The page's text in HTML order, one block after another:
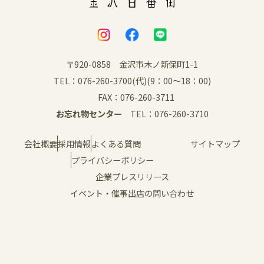
アクセス・パーキング
施設からのお知らせ
スタッフ募集
〒920-0858 金沢市木ノ新保町1-1
TEL：076-260-3700(代)(9：00～18：00)
FAX：076-260-3711
お忘れ物センター TEL：076-260-3710
会社概要採用情報よくある質問
サイトマップ
プライバシーポリシー
企業プレスリリース
イベント・催事出店の問い合わせ